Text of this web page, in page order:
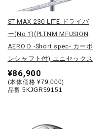
ST-MAX 230 LITE ドライバ
ー(No.1)(PLTNM MFUSION
AERO D -Short spec- カーボ
ンシャフト付) ユニセックス
¥86,900
(本体価格 ¥79,000)
品番 5KJGR59151